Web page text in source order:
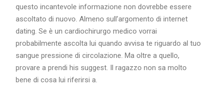
questo incantevole informazione non dovrebbe essere
ascoltato di nuovo. Almeno sull’argomento di internet
dating. Se è un cardiochirurgo medico vorrai
probabilmente ascolta lui quando avvisa te riguardo al tuo
sangue pressione di circolazione. Ma oltre a quello,
provare a prendi his suggest. Il ragazzo non sa molto
bene di cosa lui riferirsi a.